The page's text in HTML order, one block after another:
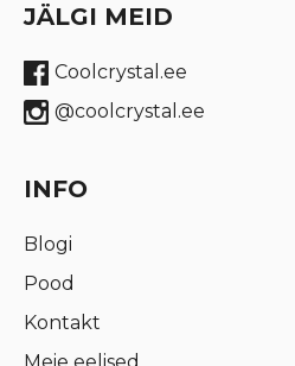
JÄLGI MEID
Coolcrystal.ee
@coolcrystal.ee
INFO
Blogi
Pood
Kontakt